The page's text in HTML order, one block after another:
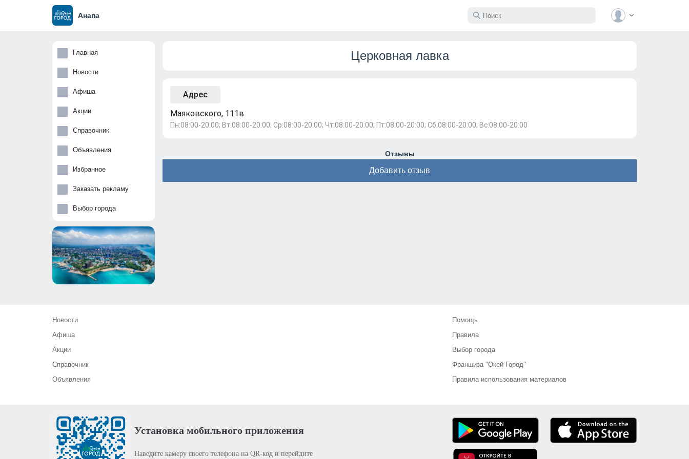
Анапа
Главная
Новости
Афиша
Акции
Справочник
Объявления
Избранное
Заказать рекламу
Выбор города
Церковная лавка
Адрес
Маяковского, 111в
Пн:08:00-20:00; Вт:08:00-20:00; Ср:08:00-20:00; Чт:08:00-20:00; Пт:08:00-20:00; Сб:08:00-20:00; Вс:08:00-20:00
Отзывы
Добавить отзыв
Новости
Афиша
Акции
Справочник
Объявления
Помощь
Правила
Выбор города
Франшиза "Окей Город"
Правила использования материалов
Установка мобильного приложения
Наведите камеру своего телефона на QR-код и перейдите